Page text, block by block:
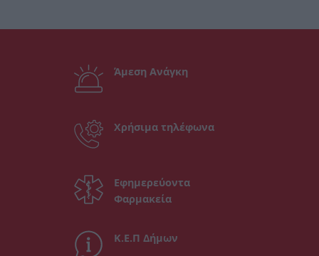
Άμεση Ανάγκη
Χρήσιμα τηλέφωνα
Εφημερεύοντα
Φαρμακεία
Κ.Ε.Π Δήμων